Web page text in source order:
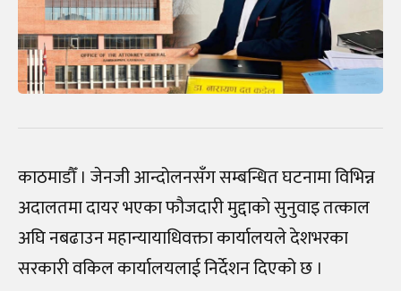
काठमाडौँ । जेनजी आन्दोलनसँग सम्बन्धित घटनामा विभिन्न
अदालतमा दायर भएका फौजदारी मुद्दाको सुनुवाइ तत्काल
अघि नबढाउन महान्यायाधिवक्ता कार्यालयले देशभरका
सरकारी वकिल कार्यालयलाई निर्देशन दिएको छ ।